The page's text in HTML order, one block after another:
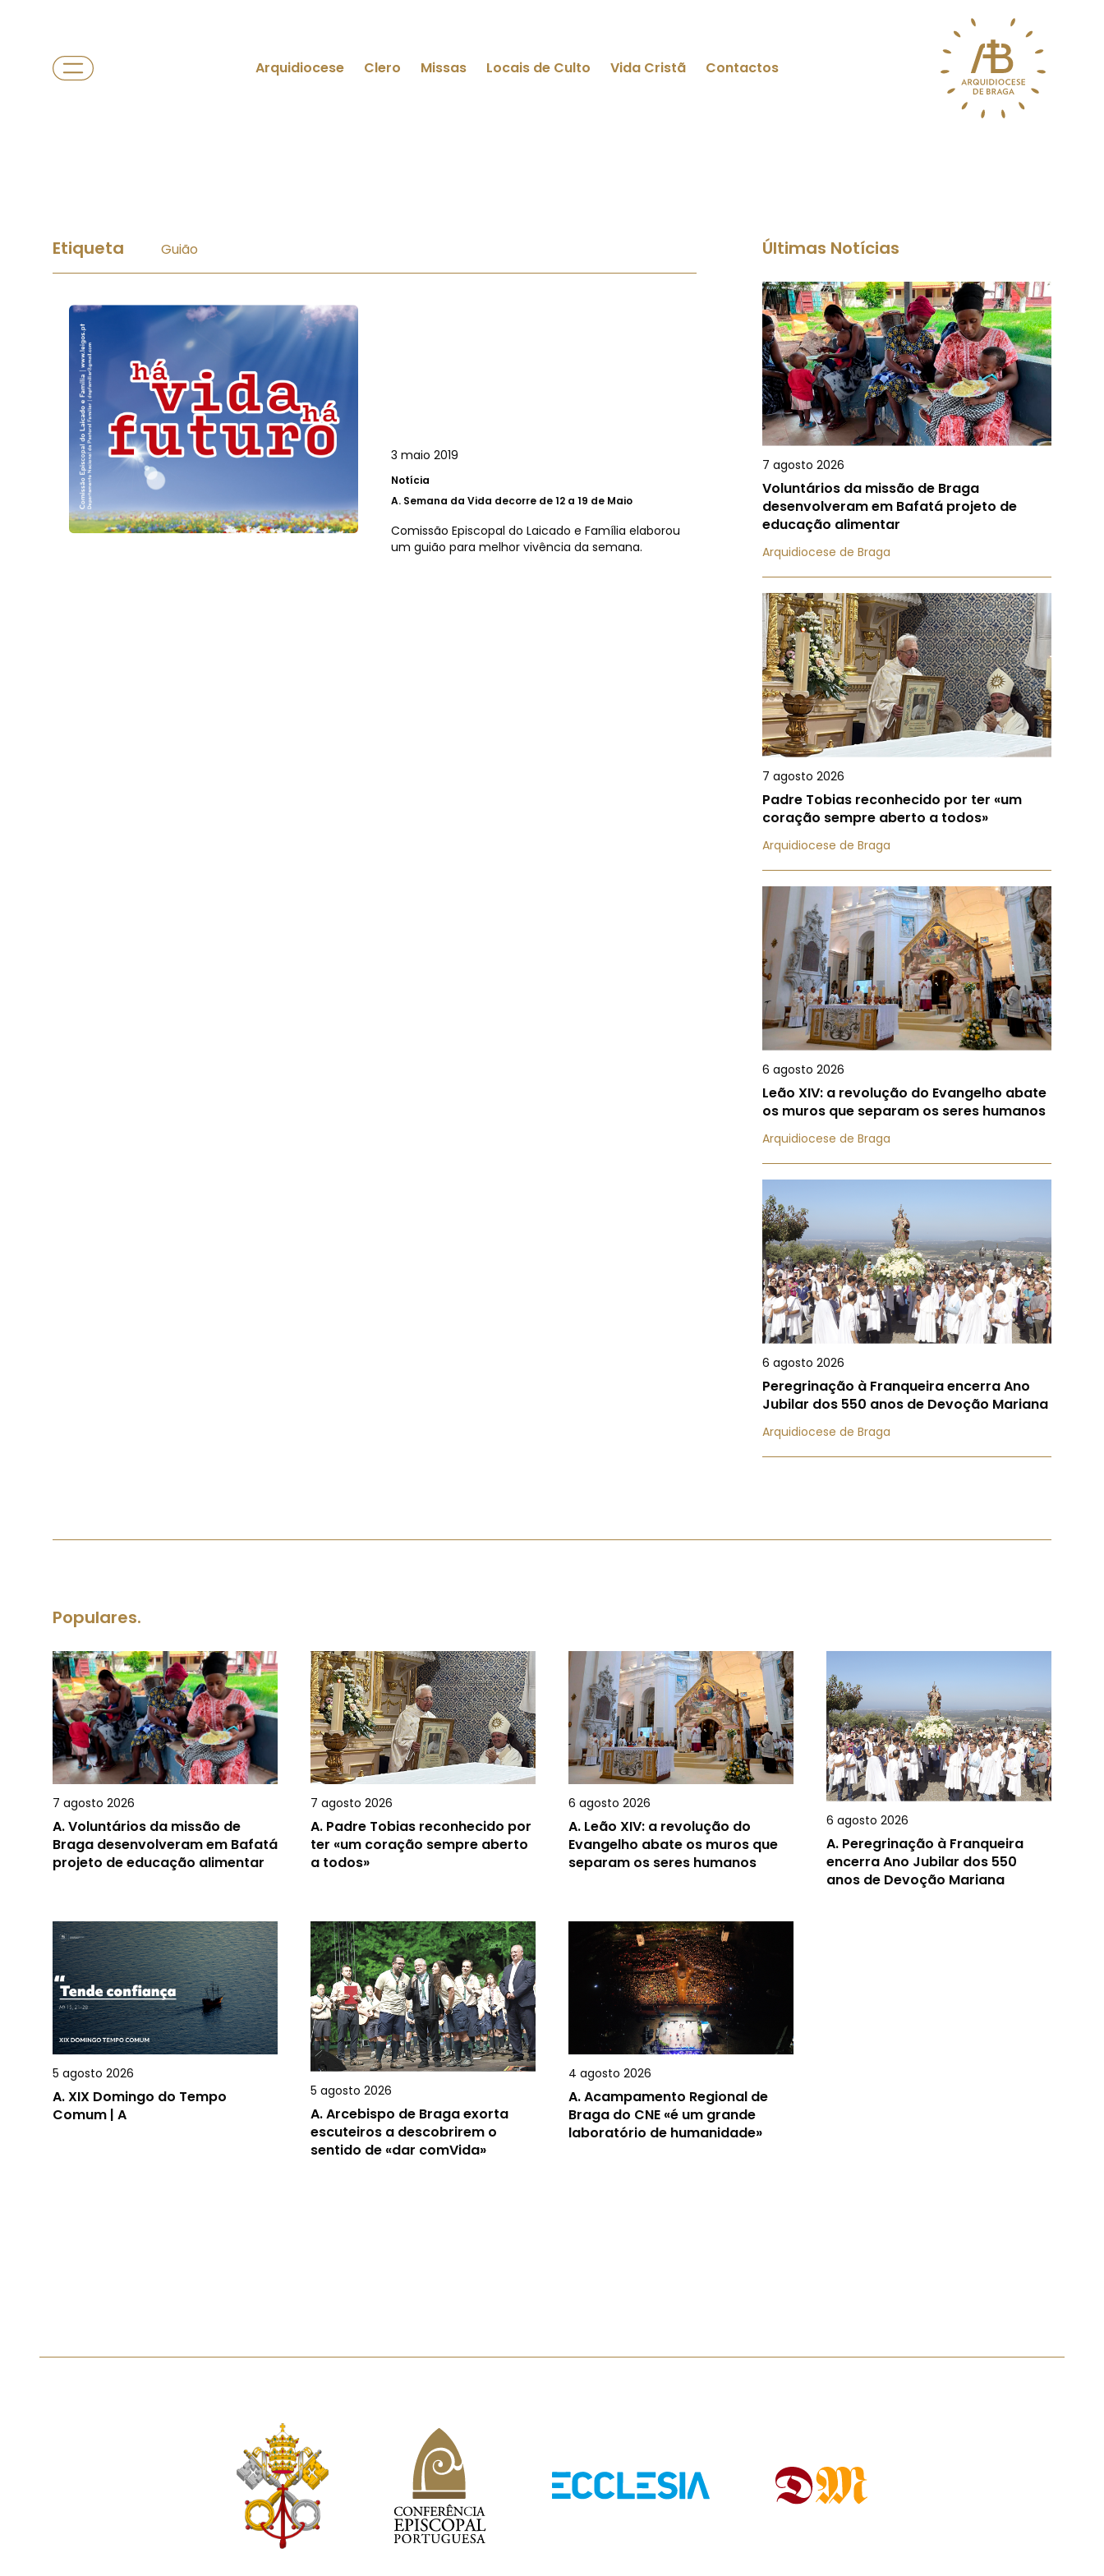
Arquidiocese Clero Missas Locais de Culto Vida Cristã Contactos
Etiqueta Guião
3 maio 2019
Notícia
A. Semana da Vida decorre de 12 a 19 de Maio
Comissão Episcopal do Laicado e Família elaborou
um guião para melhor vivência da semana.
Últimas Notícias
7 agosto 2026
Voluntários da missão de Braga
desenvolveram em Bafatá projeto de
educação alimentar
Arquidiocese de Braga
7 agosto 2026
Padre Tobias reconhecido por ter «um
coração sempre aberto a todos»
Arquidiocese de Braga
6 agosto 2026
Leão XIV: a revolução do Evangelho abate
os muros que separam os seres humanos
Arquidiocese de Braga
6 agosto 2026
Peregrinação à Franqueira encerra Ano
Jubilar dos 550 anos de Devoção Mariana
Arquidiocese de Braga
Populares.
7 agosto 2026
A.Voluntários da missão de
Braga desenvolveram em Bafatá
projeto de educação alimentar
7 agosto 2026
A. Padre Tobias reconhecido por
ter «um coração sempre aberto
a todos»
6 agosto 2026
A. Leão XIV: a revolução do
Evangelho abate os muros que
separam os seres humanos
6 agosto 2026
A. Peregrinação à Franqueira
encerra Ano Jubilar dos 550
anos de Devoção Mariana
5 agosto 2026
A.XIX Domingo do Tempo
Comum | A
5 agosto 2026
A.Arcebispo de Braga exorta
escuteiros a descobrirem o
sentido de «dar comVida»
4 agosto 2026
A.Acampamento Regional de
Braga do CNE «é um grande
laboratório de humanidade»